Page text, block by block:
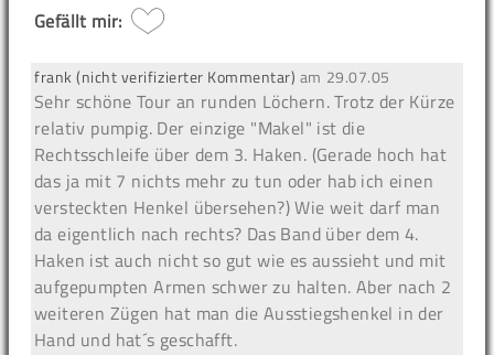
Gefällt mir:
frank (nicht verifizierter Kommentar) am 29.07.05
Sehr schöne Tour an runden Löchern. Trotz der Kürze
relativ pumpig. Der einzige "Makel" ist die
Rechtsschleife über dem 3. Haken. (Gerade hoch hat
das ja mit 7 nichts mehr zu tun oder hab ich einen
versteckten Henkel übersehen?) Wie weit darf man
da eigentlich nach rechts? Das Band über dem 4.
Haken ist auch nicht so gut wie es aussieht und mit
aufgepumpten Armen schwer zu halten. Aber nach 2
weiteren Zügen hat man die Ausstiegshenkel in der
Hand und hat´s geschafft.